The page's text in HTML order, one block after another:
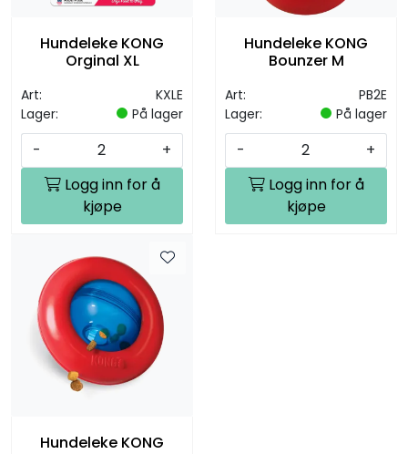
Hundeleke KONG
Orginal XL
Art:
KXLE
Lager:
På lager
-
+
Logg inn for å
kjøpe
Hundeleke KONG
Bounzer M
Art:
PB2E
Lager:
På lager
-
+
Logg inn for å
kjøpe
Hundeleke KONG